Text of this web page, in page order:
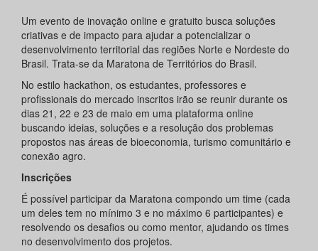
Um evento de inovação online e gratuito busca soluções
criativas e de impacto para ajudar a potencializar o
desenvolvimento territorial das regiões Norte e Nordeste do
Brasil. Trata-se da Maratona de Territórios do Brasil.
No estilo hackathon, os estudantes, professores e
profissionais do mercado inscritos irão se reunir durante os
dias 21, 22 e 23 de maio em uma plataforma online
buscando ideias, soluções e a resolução dos problemas
propostos nas áreas de bioeconomia, turismo comunitário e
conexão agro.
Inscrições
É possível participar da Maratona compondo um time (cada
um deles tem no mínimo 3 e no máximo 6 participantes) e
resolvendo os desafios ou como mentor, ajudando os times
no desenvolvimento dos projetos.